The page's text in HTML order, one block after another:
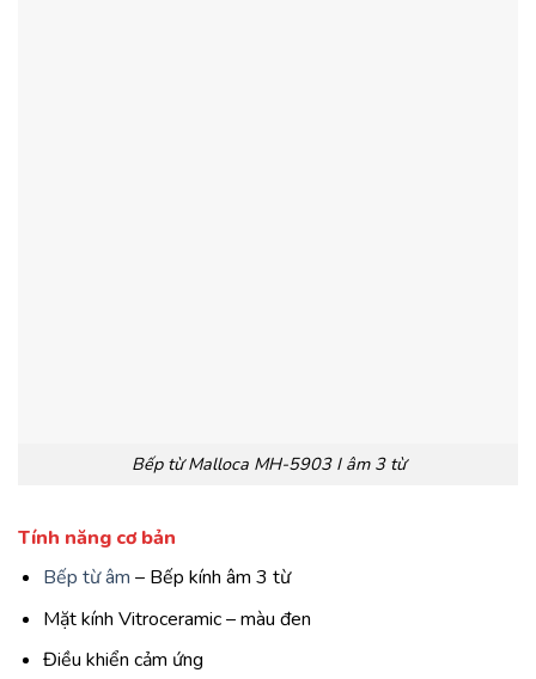
Bếp từ Malloca MH-5903 I âm 3 từ
Tính năng cơ bản
Bếp từ âm – Bếp kính âm 3 từ
Mặt kính Vitroceramic – màu đen
Điều khiển cảm ứng